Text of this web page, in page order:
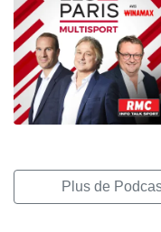
Plus de